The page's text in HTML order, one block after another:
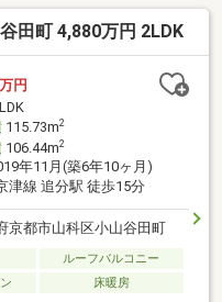
田町 4,880万円 2LDK
万円
115.73m2
106.44m2
年11月(築6年10ヶ月)
津線 追分駅 徒歩15分
京都市山科区小山谷田町
ルーフバルコニー
床暖房